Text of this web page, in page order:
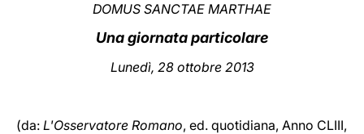
LATINE
DOMUS SANCTAE MARTHAE
Una giornata particolare
Lunedì, 28 ottobre 2013
(da: L'Osservatore Romano, ed. quotidiana, Anno CLIII,